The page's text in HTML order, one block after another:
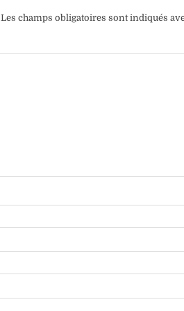
Les champs obligatoires sont indiqués